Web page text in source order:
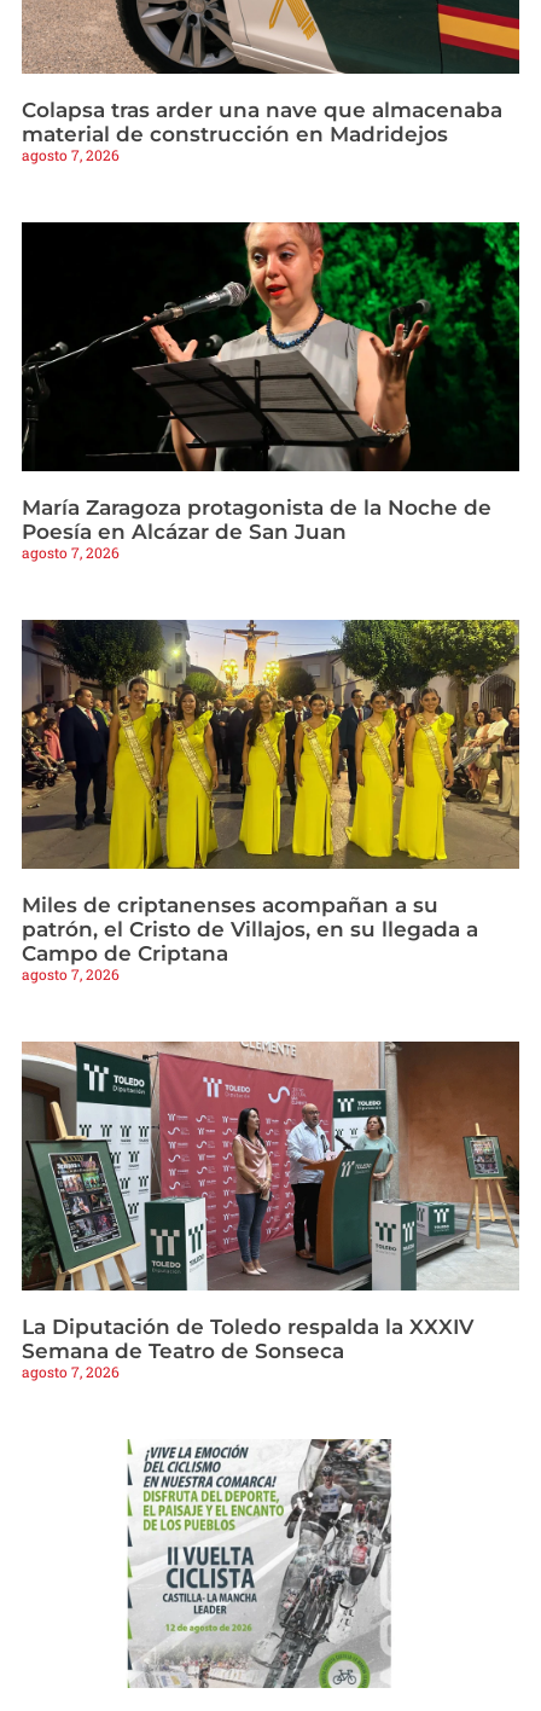
Colapsa tras arder una nave que almacenaba
material de construcción en Madridejos
agosto 7, 2026
María Zaragoza protagonista de la Noche de
Poesía en Alcázar de San Juan
agosto 7, 2026
Miles de criptanenses acompañan a su
patrón, el Cristo de Villajos, en su llegada a
Campo de Criptana
agosto 7, 2026
La Diputación de Toledo respalda la XXXIV
Semana de Teatro de Sonseca
agosto 7, 2026